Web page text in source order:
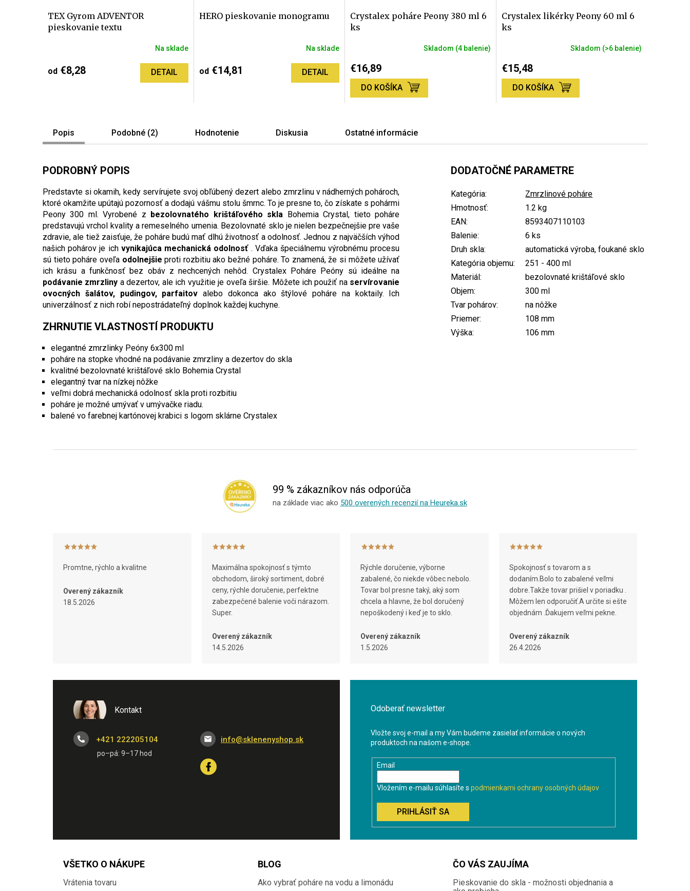
TEX Gyrom ADVENTOR
pieskovanie textu
Na sklade
od €8,28 DETAIL
HERO pieskovanie monogramu
Na sklade
od€14,81 DETAIL
Crystalex poháre Peony 380 ml 6
ks
Skladom (4 balenie)
€16,89
DO KOŠÍKA
Crystalex likérky Peony 60 ml 6
ks
Skladom (>6 balenie)
€15,48
DO KOŠÍKA
Popis Podobné (2) Hodnotenie Diskusia Ostatné informácie
PODROBNÝ POPIS
Predstavte si okamih, kedy servírujete svoj obľúbený dezert alebo zmrzlinu v nádherných pohároch,
ktoré okamžite upútajú pozornosť a dodajú vášmu stolu šmrnc. To je presne to, čo získate s pohármi
Peony 300 ml. Vyrobené z
bezolovnatého krištáľového skla Bohemia Crystal, tieto poháre
predstavujú vrchol kvality a remeselného umenia. Bezolovnaté sklo je nielen bezpečnejšie pre vaše
zdravie, ale tiež zaisťuje, že poháre budú mať dlhú životnosť a odolnosť. Jednou z najväčších výhod
našich pohárov je ich vynikajúca mechanická odolnosť. Vďaka špeciálnemu výrobnému procesu
sú tieto poháre oveľa odolnejšie proti rozbitiu ako bežné poháre. To znamená, že si môžete užívať
ich krásu a funkčnosť bez obáv z nechcených nehôd. Crystalex Poháre Peóny sú ideálne na
podávanie zmrzliny a dezertov, ale ich využitie je oveľa širšie. Môžete ich použiť na servírovanie
ovocných šalátov, pudingov, parfaitov alebo dokonca ako štýlové poháre na koktaily. Ich
univerzálnosť z nich robí nepostrádateľný doplnok každej kuchyne.
ZHRNUTIE VLASTNOSTÍ PRODUKTU
elegantné zmrzlinky Peóny 6x300 ml
poháre na stopke vhodné na podávanie zmrzliny a dezertov do skla
kvalitné bezolovnaté krištáľové sklo Bohemia Crystal
elegantný tvar na nízkej nôžke
veľmi dobrá mechanická odolnosť skla proti rozbitiu
poháre je možné umývať v umývačke riadu.
balené vo farebnej kartónovej krabici s logom sklárne Crystalex
DODATOČNÉ PARAMETRE
Kategória:
Zmrzlinové poháre
Hmotnosť:
1.2 kg
EAN:
8593407110103
Balenie:
6 ks
Druh skla:
automatická výroba, foukané sklo
Kategória objemu:
251 - 400 ml
Materiál:
bezolovnaté krištáľové sklo
Objem:
300 ml
Tvar pohárov:
na nôžke
Priemer:
108 mm
Výška: 106 mm
99 % zákazníkov nás odporúča
na základe viac ako 500 overených recenzií na Heureka.sk
Promtne, rýchlo a kvalitne
Overený zákazník
18.5.2026
Maximálna spokojnosť s týmto
obchodom, široký sortiment, dobré
ceny, rýchle doručenie, perfektne
zabezpečené balenie voči nárazom.
Super.
Overený zákazník
14.5.2026
Rýchle doručenie, výborne
zabalené, čo niekde vôbec nebolo.
Tovar bol presne taký, aký som
chcela a hlavne, že bol doručený
nepoškodený i keď je to sklo.
Overený zákazník
1.5.2026
Spokojnosť s tovarom a s
dodaním.Bolo to zabalené veľmi
dobre.Takže tovar prišiel v poriadku .
Môžem len odporučiť.A určite si ešte
objednám .Ďakujem veľmi pekne.
Overený zákazník
26.4.2026
Kontakt
info@sklenenyshop.sk
+421 222205104
Odoberať newsletter
Vložte svoj e-mail a my Vám budeme zasielať informácie o nových
produktoch na našom e-shope.
Email
Vložením e-mailu súhlasíte s podmienkami ochrany osobných údajov
PRIHLÁSIŤ SA
VŠETKO O NÁKUPE
Vrátenia tovaru
BLOG
Ako vybrať poháre na vodu a limonádu
ČO VÁS ZAUJÍMA
Pieskovanie do skla - možnosti objednania a